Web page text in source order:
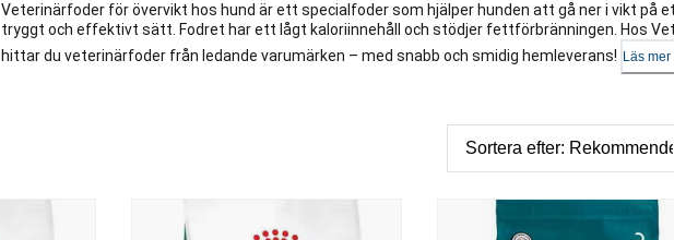
Veterinärfoder för övervikt hos hund är ett specialfoder som hjälper hunden att gå ner i vikt på
tryggt och effektivt sätt. Fodret har ett lågt kaloriinnehåll och stödjer fettförbränningen. Hos
hittar du veterinärfoder från ledande varumärken – med snabb och smidig hemleverans! Läs mer